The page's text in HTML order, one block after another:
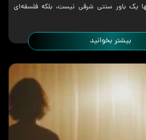
یک باور سنتی شرقی نیست، بلکه فلسفه‌ای
بیشتر بخوانید